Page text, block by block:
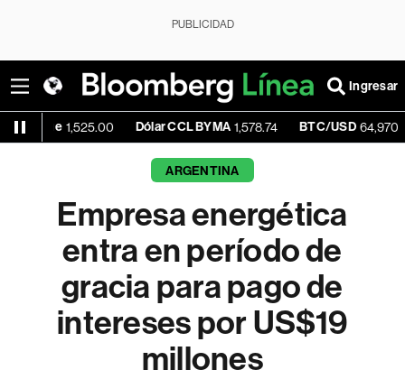
PUBLICIDAD
Ingresar
1,525.00 Dólar CCL BYMA 1,578.74 BTC/USD 64,970.34
ARGENTINA
Empresa energética
entra en período de
gracia para pago de
intereses por US$19
millones